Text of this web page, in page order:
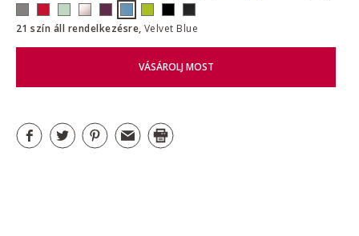
21 szín áll rendelkezésre, Velvet Blue
VÁSÁROLJ MOST